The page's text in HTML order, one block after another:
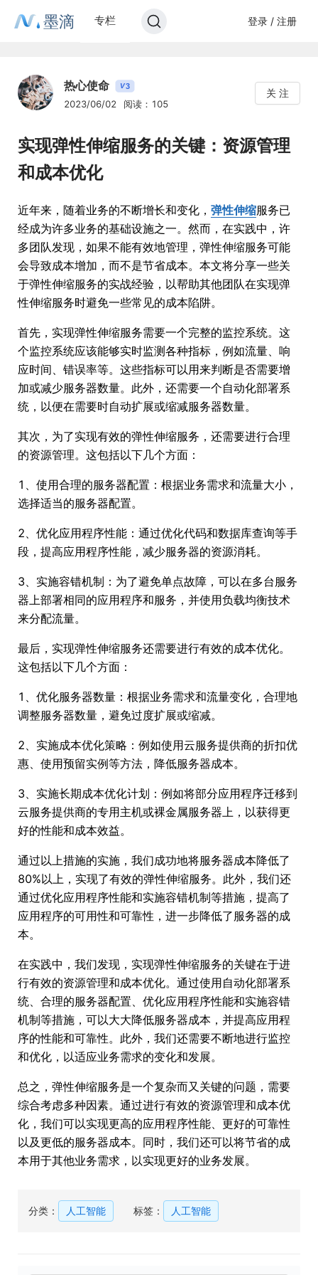
墨滴 专栏 登录 / 注册
热心使命 V3
2023/06/02 阅读：105
关 注
实现弹性伸缩服务的关键：资源管理
和成本优化
近年来，随着业务的不断增长和变化， 弹性伸缩服务已
经成为许多业务的基础设施之一。然而，在实践中，许
多团队发现，如果不能有效地管理，弹性伸缩服务可能
会导致成本增加，而不是节省成本。本文将分享一些关
于弹性伸缩服务的实战经验，以帮助其他团队在实现弹
性伸缩服务时避免一些常见的成本陷阱。
首先，实现弹性伸缩服务需要一个完整的监控系统。这
个监控系统应该能够实时监测各种指标，例如流量、响
应时间、错误率等。这些指标可以用来判断是否需要增
加或减少服务器数量。此外，还需要一个自动化部署系
统，以便在需要时自动扩展或缩减服务器数量。
其次，为了实现有效的弹性伸缩服务，还需要进行合理
的资源管理。这包括以下几个方面：
1、使用合理的服务器配置：根据业务需求和流量大小，
选择适当的服务器配置。
2、优化应用程序性能：通过优化代码和数据库查询等手
段，提高应用程序性能，减少服务器的资源消耗。
3、实施容错机制：为了避免单点故障，可以在多台服务
器上部署相同的应用程序和服务，并使用负载均衡技术
来分配流量。
最后，实现弹性伸缩服务还需要进行有效的成本优化。
这包括以下几个方面：
1、优化服务器数量：根据业务需求和流量变化，合理地
调整服务器数量，避免过度扩展或缩减。
2、实施成本优化策略：例如使用云服务提供商的折扣优
惠、使用预留实例等方法，降低服务器成本。
3、实施长期成本优化计划：例如将部分应用程序迁移到
云服务提供商的专用主机或裸金属服务器上，以获得更
好的性能和成本效益。
通过以上措施的实施，我们成功地将服务器成本降低了
80%以上，实现了有效的弹性伸缩服务。此外，我们还
通过优化应用程序性能和实施容错机制等措施，提高了
应用程序的可用性和可靠性，进一步降低了服务器的成
本。
在实践中，我们发现，实现弹性伸缩服务的关键在于进
行有效的资源管理和成本优化。通过使用自动化部署系
统、合理的服务器配置、优化应用程序性能和实施容错
机制等措施，可以大大降低服务器成本，并提高应用程
序的性能和可靠性。此外，我们还需要不断地进行监控
和优化，以适应业务需求的变化和发展。
总之，弹性伸缩服务是一个复杂而又关键的问题，需要
综合考虑多种因素。通过进行有效的资源管理和成本优
化，我们可以实现更高的应用程序性能、更好的可靠性
以及更低的服务器成本。同时，我们还可以将节省的成
本用于其他业务需求，以实现更好的业务发展。
分类： 人工智能 标签： 人工智能